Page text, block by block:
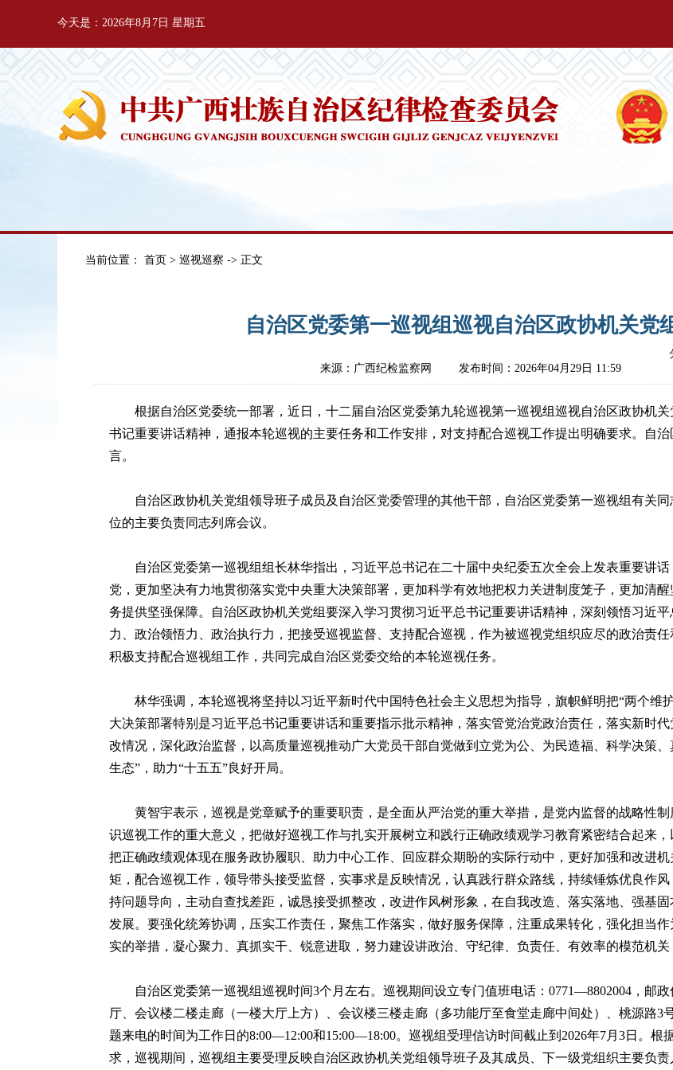
今天是：2026年8月7日 星期五
当前位置： 首页 > 巡视巡察 -> 正文
自治区党委第一巡视组巡视自治区政协机关党
来源：广西纪检监察网 发布时间：2026年04月29日 11:59
根据自治区党委统一部署，近日，十二届自治区党委第九轮巡视第一巡视组巡视自治区政协机
书记重要讲话精神，通报本轮巡视的主要任务和工作安排，对支持配合巡视工作提出明确要求。自
言。
自治区政协机关党组领导班子成员及自治区党委管理的其他干部，自治区党委第一巡视组有关
位的主要负责同志列席会议。
自治区党委第一巡视组组长林华指出，习近平总书记在二十届中央纪委五次全会上发表重要讲
党，更加坚决有力地贯彻落实党中央重大决策部署，更加科学有效地把权力关进制度笼子，更加清
务提供坚强保障。自治区政协机关党组要深入学习贯彻习近平总书记重要讲话精神，深刻领悟习近
力、政治领悟力、政治执行力，把接受巡视监督、支持配合巡视，作为被巡视党组织应尽的政治责
积极支持配合巡视组工作，共同完成自治区党委交给的本轮巡视任务。
林华强调，本轮巡视将坚持以习近平新时代中国特色社会主义思想为指导，旗帜鲜明把“两个维
大决策部署特别是习近平总书记重要讲话和重要指示批示精神，落实管党治党政治责任，落实新时
改情况，深化政治监督，以高质量巡视推动广大党员干部自觉做到立党为公、为民造福、科学决策
生态”，助力“十五五”良好开局。
黄智宇表示，巡视是党章赋予的重要职责，是全面从严治党的重大举措，是党内监督的战略性
识巡视工作的重大意义，把做好巡视工作与扎实开展树立和践行正确政绩观学习教育紧密结合起来
把正确政绩观体现在服务政协履职、助力中心工作、回应群众期盼的实际行动中，更好加强和改进
矩，配合巡视工作，领导带头接受监督，实事求是反映情况，认真践行群众路线，持续锤炼优良作
持问题导向，主动自查找差距，诚恳接受抓整改，改进作风树形象，在自我改造、落实落地、强基
发展。要强化统筹协调，压实工作责任，聚焦工作落实，做好服务保障，注重成果转化，强化担当
实的举措，凝心聚力、真抓实干、锐意进取，努力建设讲政治、守纪律、负责任、有效率的模范机关
自治区党委第一巡视组巡视时间3个月左右。巡视期间设立专门值班电话：0771—8802004，邮
厅、会议楼二楼走廊（一楼大厅上方）、会议楼三楼走廊（多功能厅至食堂走廊中间处）、桃源路3
题来电的时间为工作日的8:00—12:00和15:00—18:00。巡视组受理信访时间截止到2026年7月3日。
求，巡视期间，巡视组主要受理反映自治区政协机关党组领导班子及其成员、下一级党组织主要负